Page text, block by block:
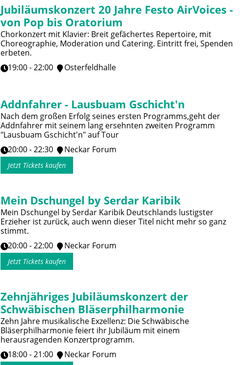
Jubiläumskonzert 20 Jahre Festo AirVoices -
von Pop bis Oratorium
Chorkonzert mit Klavier: Breit gefächertes Repertoire, mit
Choreographie, Moderation und Catering. Eintritt frei, Spenden
erbeten.
19:00 - 22:00
Osterfeldhalle
Addnfahrer - Lausbuam Gschicht'n
Nach dem großen Erfolg seines ersten Programms,geht der
Addnfahrer mit seinem lang ersehnten zweiten Programm
"Lausbuam Gschicht'n" auf Tour
20:00 - 22:30
Neckar Forum
Jetzt Tickets kaufen
Mein Dschungel by Serdar Karibik
Mein Dschungel by Serdar Karibik Deutschlands lustigster
Erzieher ist zurück, auch wenn dieser Titel nicht mehr so ganz
stimmt.
20:00 - 22:00
Neckar Forum
Jetzt Tickets kaufen
Zehnjähriges Jubiläumskonzert der
Schwäbischen Bläserphilharmonie
Zehn Jahre musikalische Exzellenz: Die Schwäbische
Bläserphilharmonie feiert ihr Jubiläum mit einem
herausragenden Konzertprogramm.
18:00 - 21:00
Neckar Forum